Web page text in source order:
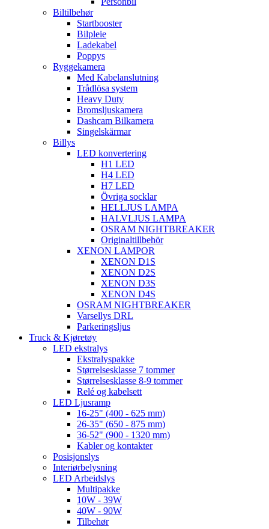
Biltilbehør
Startbooster
Bilpleie
Ladekabel
Poppys
Ryggekamera
Med Kabelanslutning
Trådlösa system
Heavy Duty
Bromsljuskamera
Dashcam Bilkamera
Singelskärmar
Billys
LED konvertering
H1 LED
H4 LED
H7 LED
Övriga socklar
HELLJUS LAMPA
HALVLJUS LAMPA
OSRAM NIGHTBREAKER
Originaltillbehör
XENON LAMPOR
XENON D1S
XENON D2S
XENON D3S
XENON D4S
OSRAM NIGHTBREAKER
Varsellys DRL
Parkeringsljus
Truck & Kjøretøy
LED ekstralys
Ekstralyspakke
Størrelsesklasse 7 tommer
Størrelsesklasse 8-9 tommer
Relé og kabelsett
LED Ljusramp
16-25" (400 - 625 mm)
26-35" (650 - 875 mm)
36-52" (900 - 1320 mm)
Kabler og kontakter
Posisjonslys
Interiørbelysning
LED Arbeidslys
Multipakke
10W - 39W
40W - 90W
Tilbehør